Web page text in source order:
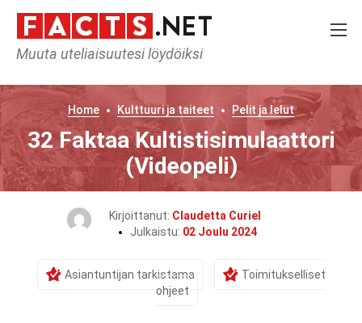
Muuta uteliaisuutesi löydöiksi
Home Kulttuuri ja taiteet Pelit ja lelut
32 Faktaa Kultistisimulaattori
(Videopeli)
Kirjoittanut: Claudetta Curiel
Julkaistu: 02 Joulu 2024
Asiantuntijan tarkistama
Toimitukselliset
ohjeet